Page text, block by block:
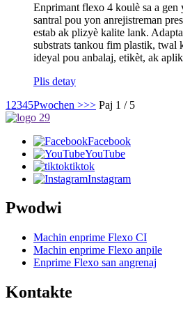
Enprimant flexo 4 koulè sa a gen
santral pou yon anrejistreman
estab ak plizyè kalite lank.
substrats tankou fim plastik, twal
ideyal pou anbalaj, etikèt, ak
Plis detay
1 2345Pwochen >>> Paj 1 / 5
Facebook
YouTube
tiktok
Instagram
Pwodwi
Machin enprime Flexo CI
Machin enprime Flexo anpile
Enprime Flexo san angrenaj
Kontakte